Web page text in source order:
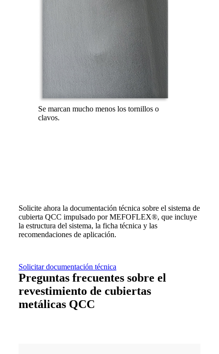
Se marcan mucho menos los tornillos o
clavos.
Solicite ahora la documentación técnica sobre el sistema de
cubierta QCC impulsado por MEFOFLEX®, que incluye
la estructura del sistema, la ficha técnica y las
recomendaciones de aplicación.
Solicitar documentación técnica
Preguntas frecuentes sobre el
revestimiento de cubiertas
metálicas QCC